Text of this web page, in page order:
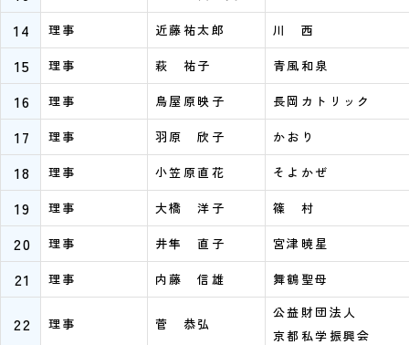
14 理事 近藤祐太郎 川 西
15 理事 萩 祐子 青風和泉
16 理事 鳥屋原映子 長岡カトリック
17 理事 羽原 欣子 かおり
18 理事 小笠原直花 そよかぜ
19 理事 大橋 洋子 篠 村
20 理事 井隼 直子 宮津暁星
21 理事 内藤 信雄 舞鶴聖母
22 理事 菅 恭弘
公益財団法人
京都私学振興会